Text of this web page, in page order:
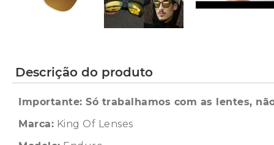
Descrição do produto
Importante: Só trabalhamos com as lentes,
Marca: King Of Lenses